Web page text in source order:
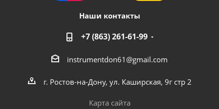
Наши контакты
+7 (863) 261-61-99
instrumentdon61@gmail.com
г. Ростов-на-Дону, ул. Каширская, 9г стр 2
Карта сайта